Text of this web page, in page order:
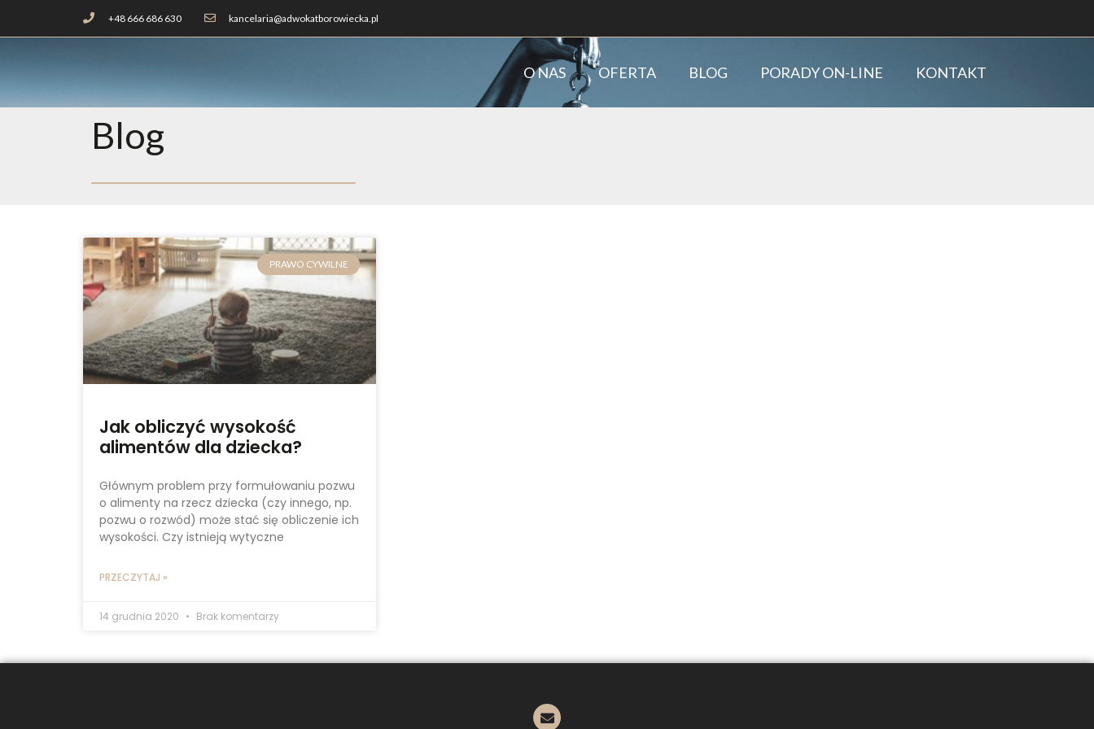
+48 666 686 630 kancelaria@adwokatborowiecka.pl
O NAS OFERTA BLOG PORADY ON-LINE KONTAKT
Blog
PRAWO CYWILNE
Jak obliczyć wysokość
alimentów dla dziecka?
Głównym problem przy formułowaniu pozwu
o alimenty na rzecz dziecka (czy innego, np.
pozwu o rozwód) może stać się obliczenie ich
wysokości. Czy istnieją wytyczne
PRZECZYTAJ »
14 grudnia 2020 Brak komentarzy